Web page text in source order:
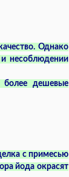
Однако
и несоблюдении
более дешевые
с примесью
йода окрасят